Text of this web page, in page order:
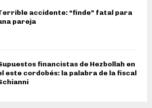
accidente: “finde” fatal para
pareja
financistas de Hezbollah en
este cordobés: la palabra de la fiscal